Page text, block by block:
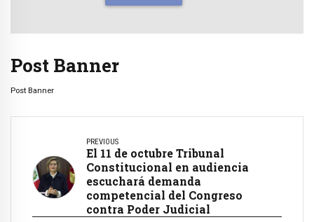
Post Banner
Post Banner
PREVIOUS
El 11 de octubre Tribunal
Constitucional en audiencia
escuchará demanda
competencial del Congreso
contra Poder Judicial